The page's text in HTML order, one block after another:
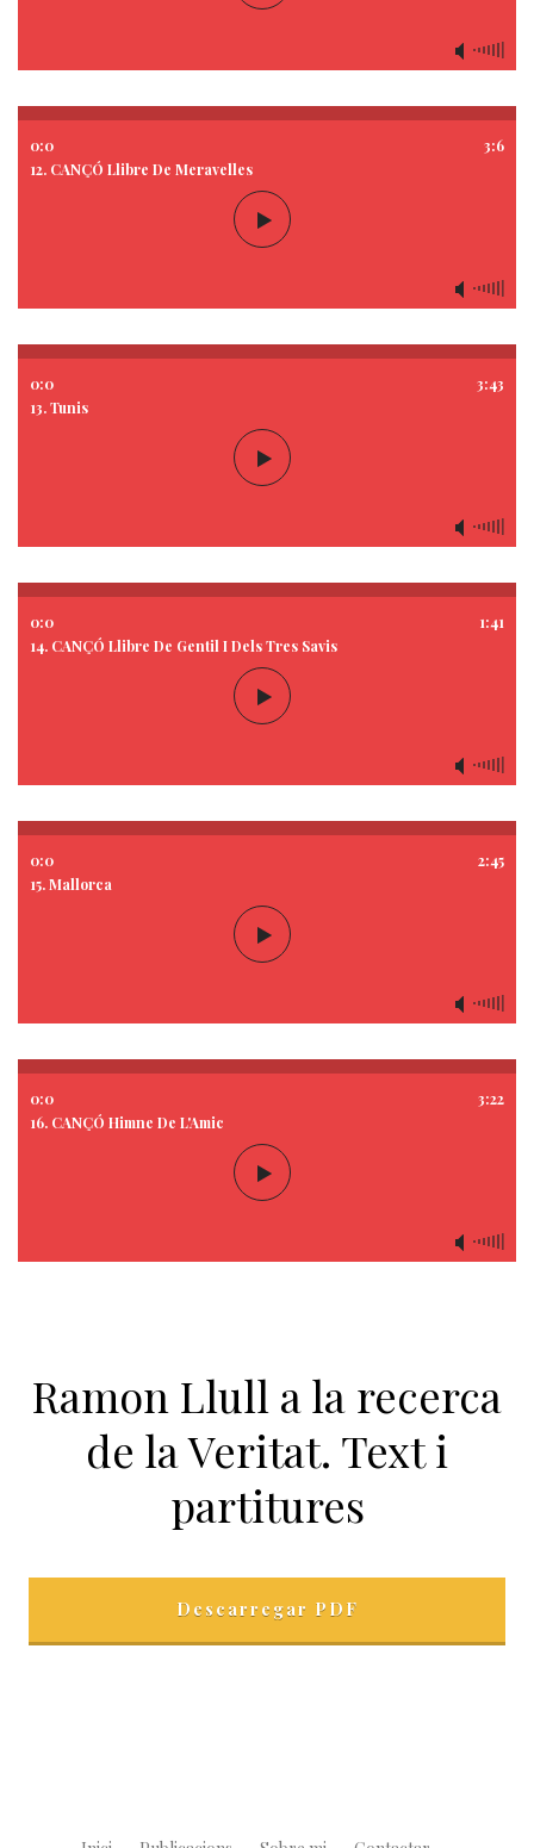
0:0
3:6
12. CANÇÓ Llibre De Meravelles
0:0
3:43
13. Tunis
0:0
1:41
14. CANÇÓ Llibre De Gentil I Dels Tres Savis
0:0
2:45
15. Mallorca
0:0
3:22
16. CANÇÓ Himne De L'Amic
Ramon Llull a la recerca
de la Veritat. Text i
partitures
Descarregar PDF